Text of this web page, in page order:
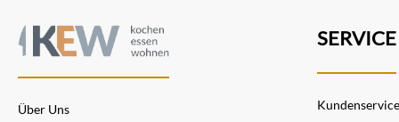
Über Uns
SERVICE
Kundenservice